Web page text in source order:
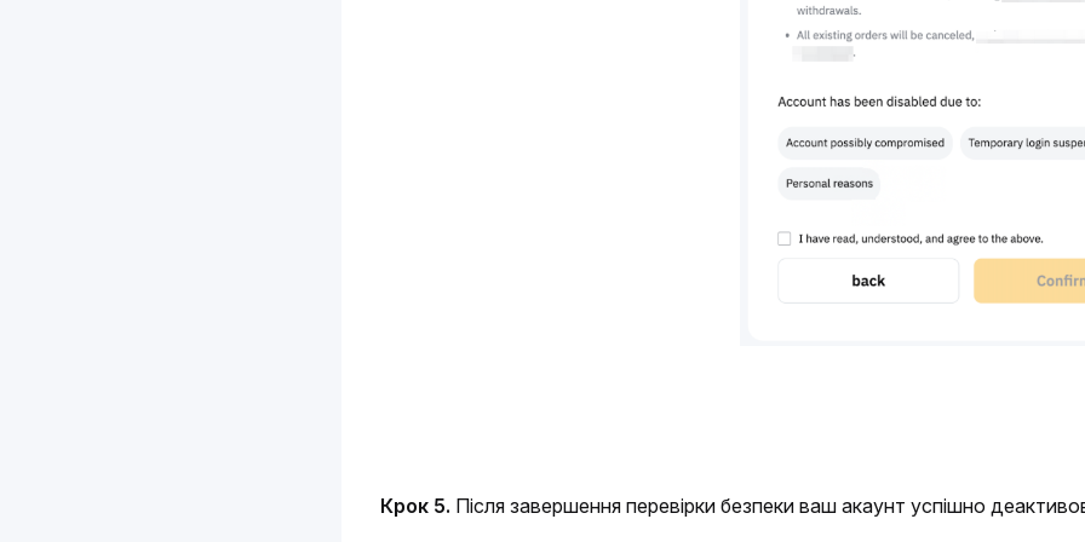
Крок 5. Після завершення перевірки безпеки ваш акаунт успішно